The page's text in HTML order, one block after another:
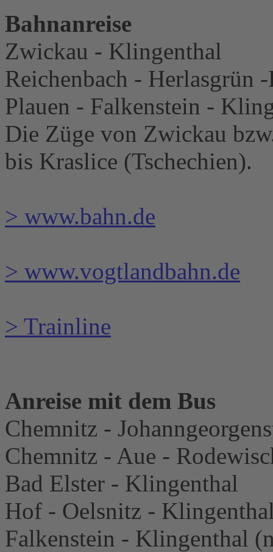
Bahnanreise
Zwickau - Klingenthal
Reichenbach - Herlasgrün
Plauen - Falkenstein -
Die Züge von Zwickau
bis Kraslice (Tschechien).
> www.bahn.de
> www.vogtlandbahn.de
> Trainline
Anreise mit dem Bus
Chemnitz -
Chemnitz - Aue -
Bad Elster - Klingenthal
Hof - Oelsnitz -
Falkenstein - Klingenthal